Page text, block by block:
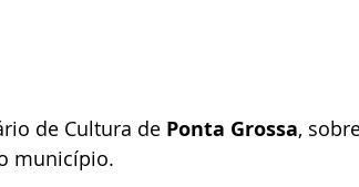
de Cultura de Ponta Grossa,
município.